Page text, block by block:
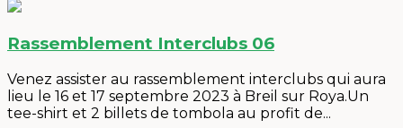
Rassemblement Interclubs 06
Venez assister au rassemblement interclubs qui aura
lieu le 16 et 17 septembre 2023 à Breil sur Roya.Un
tee-shirt et 2 billets de tombola au profit de...